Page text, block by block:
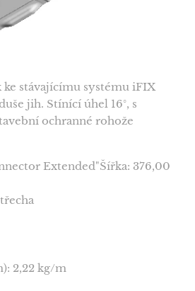
ke stávajícímu systému iFIX
jih. Stínící úhel 16°, s
ochranné rohože
Extended"Šířka: 376,00
2,22 kg/m